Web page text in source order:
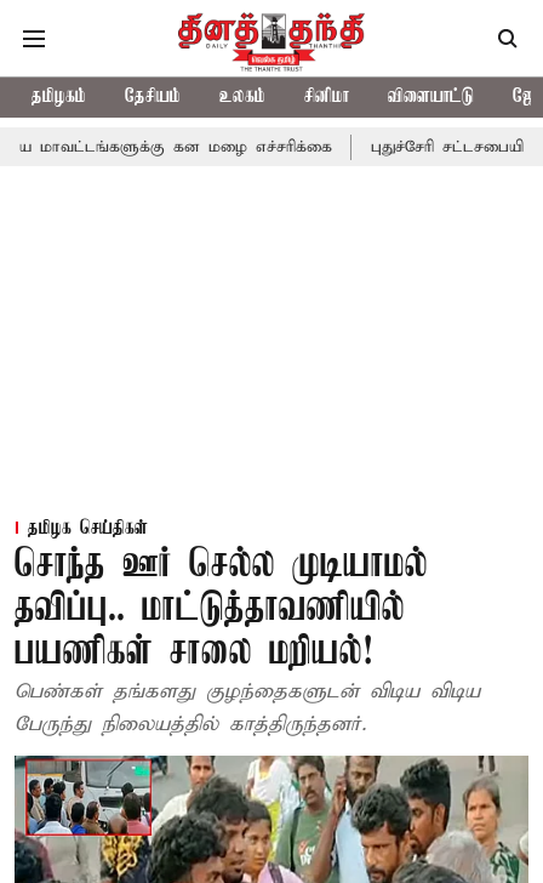
தமிழகம் தேசியம் உலகம் சினிமா விளையாட்டு
கன மழை எச்சரிக்கை புதுச்சேரி சட்டசபையில் வரும்
தமிழக செய்திகள்
சொந்த ஊர் செல்ல முடியாமல்
தவிப்பு.. மாட்டுத்தாவணியில்
பயணிகள் சாலை மறியல்!
பெண்கள் தங்களது குழந்தைகளுடன் விடிய விடிய
பேருந்து நிலையத்தில் காத்திருந்தனர்.